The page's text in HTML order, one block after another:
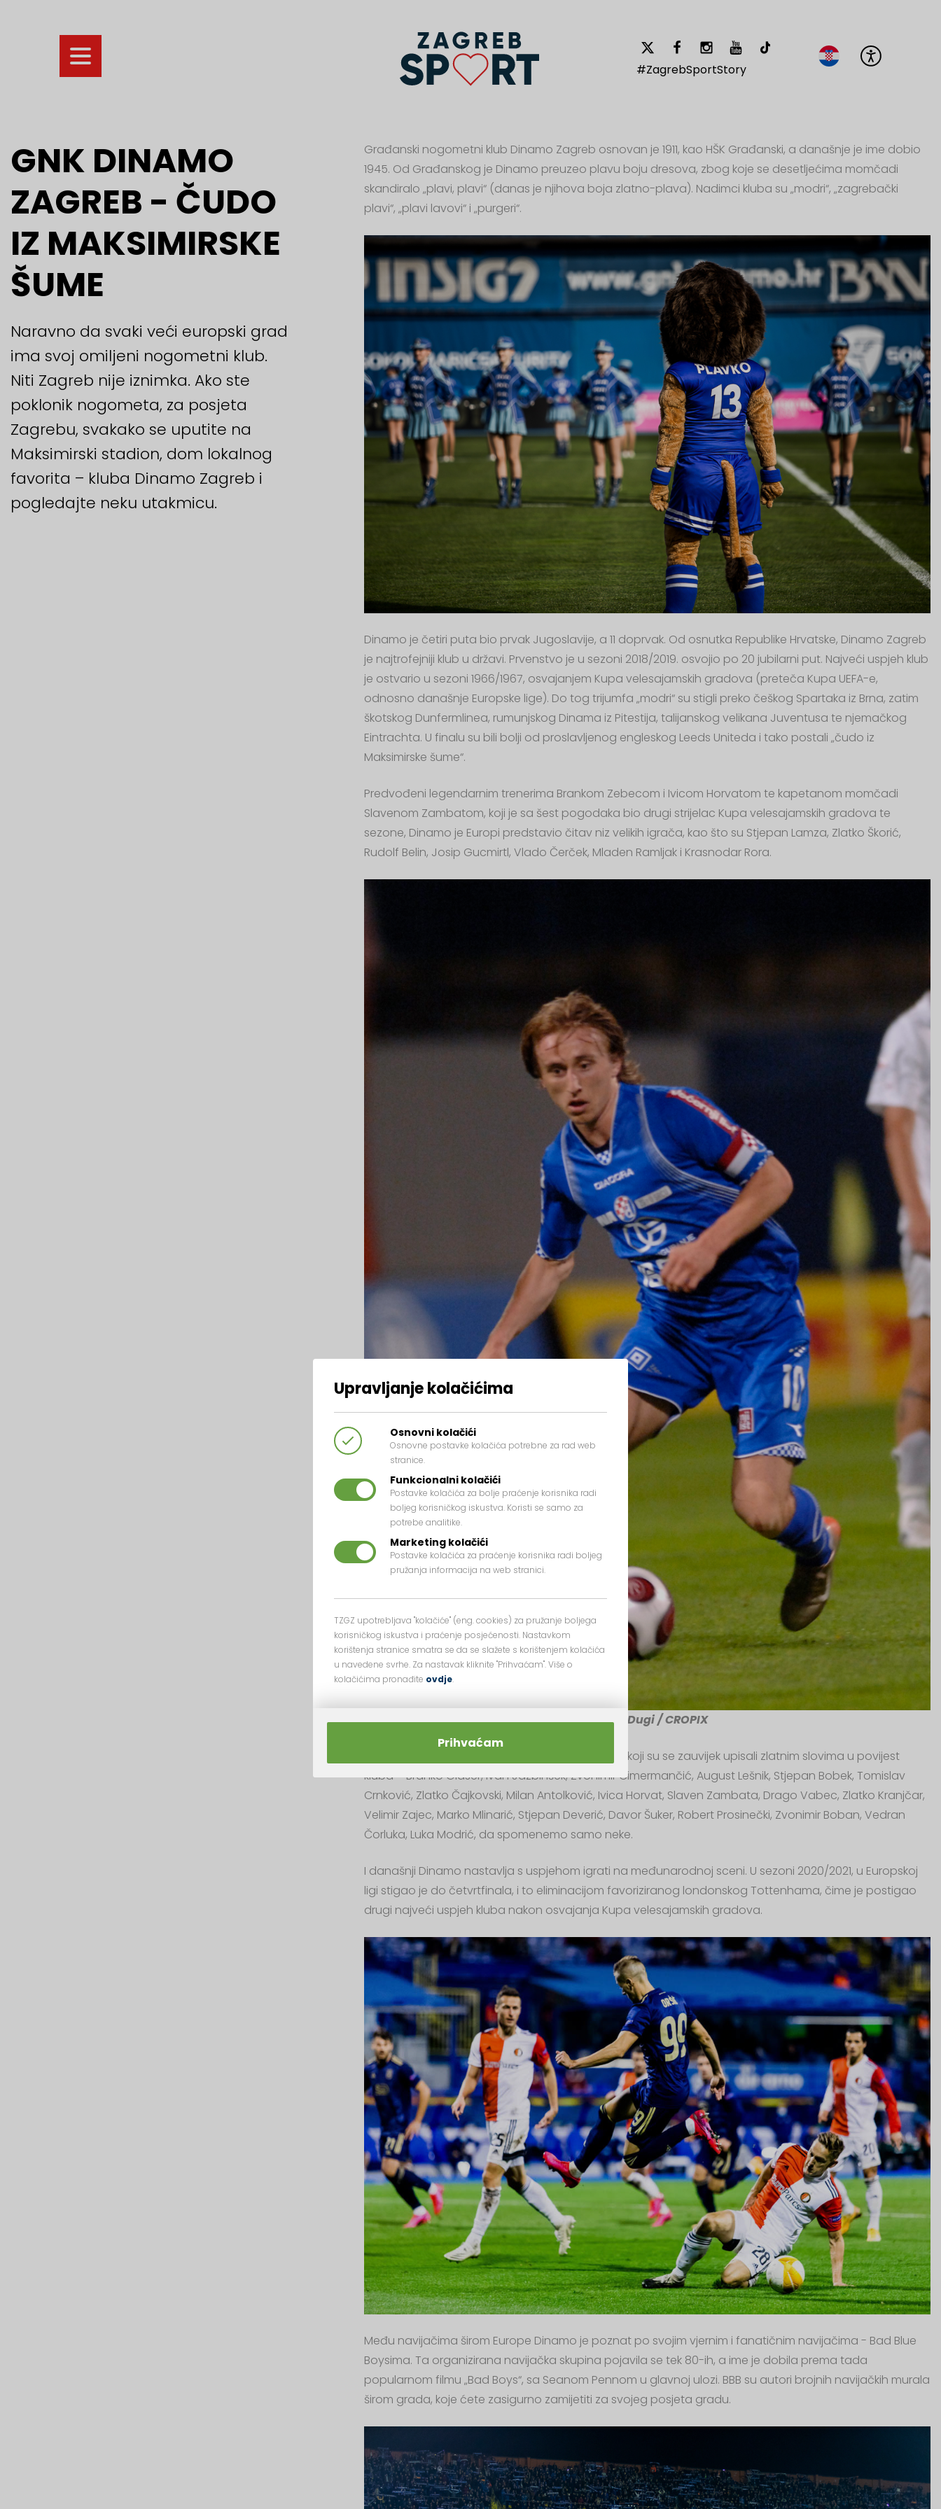
#ZagrebSportStory
GNK DINAMO
ZAGREB - ČUDO
IZ MAKSIMIRSKE
ŠUME
Naravno da svaki veći europski grad
ima svoj omiljeni nogometni klub.
Niti Zagreb nije iznimka. Ako ste
poklonik nogometa, za posjeta
Zagrebu, svakako se uputite na
Maksimirski stadion, dom lokalnog
favorita – kluba Dinamo Zagreb i
pogledajte neku utakmicu.
Građanski nogometni klub Dinamo Zagreb osnovan je 1911, kao HŠK Građanski, a današnje je ime dobio
1945. Od Građanskog je Dinamo preuzeo plavu boju dresova, zbog koje se desetljećima momčadi
skandiralo „plavi, plavi“ (danas je njihova boja zlatno-plava). Nadimci kluba su „modri“, „zagrebački
plavi“, „plavi lavovi“ i „purgeri“.
Dinamo je četiri puta bio prvak Jugoslavije, a 11 doprvak. Od osnutka Republike Hrvatske, Dinamo Zagreb
je najtrofejniji klub u državi. Prvenstvo je u sezoni 2018/2019. osvojio po 20 jubilarni put. Najveći uspjeh klub
je ostvario u sezoni 1966/1967, osvajanjem Kupa velesajamskih gradova (preteča Kupa UEFA-e,
odnosno današnje Europske lige). Do tog trijumfa „modri“ su stigli preko češkog Spartaka iz Brna, zatim
škotskog Dunfermlinea, rumunjskog Dinama iz Pitestija, talijanskog velikana Juventusa te njemačkog
Eintrachta. U finalu su bili bolji od proslavljenog engleskog Leeds Uniteda i tako postali „čudo iz
Maksimirske šume“.
Predvođeni legendarnim trenerima Brankom Zebecom i Ivicom Horvatom te kapetanom momčadi
Slavenom Zambatom, koji je sa šest pogodaka bio drugi strijelac Kupa velesajamskih gradova te
sezone, Dinamo je Europi predstavio čitav niz velikih igrača, kao što su Stjepan Lamza, Zlatko Škorić,
Rudolf Belin, Josip Gucmirtl, Vlado Čerček, Mladen Ramljak i Krasnodar Rora.
Nenad Dugi / CROPIX
I prije i poslije te slavne generacije bilo je i igrača koji su se zauvijek upisali zlatnim slovima u povijest
kluba – Branko Glaser, Ivan Jazbinšek, Zvonimir Cimermančić, August Lešnik, Stjepan Bobek, Tomislav
Crnković, Zlatko Čajkovski, Milan Antolković, Ivica Horvat, Slaven Zambata, Drago Vabec, Zlatko Kranjčar,
Velimir Zajec, Marko Mlinarić, Stjepan Deverić, Davor Šuker, Robert Prosinečki, Zvonimir Boban, Vedran
Čorluka, Luka Modrić, da spomenemo samo neke.
I današnji Dinamo nastavlja s uspjehom igrati na međunarodnoj sceni. U sezoni 2020/2021, u Europskoj
ligi stigao je do četvrtfinala, i to eliminacijom favoriziranog londonskog Tottenhama, čime je postigao
drugi najveći uspjeh kluba nakon osvajanja Kupa velesajamskih gradova.
Među navijačima širom Europe Dinamo je poznat po svojim vjernim i fanatičnim navijačima - Bad Blue
Boysima. Ta organizirana navijačka skupina pojavila se tek 80-ih, a ime je dobila prema tada
popularnom filmu „Bad Boys“, sa Seanom Pennom u glavnoj ulozi. BBB su autori brojnih navijačkih murala
širom grada, koje ćete zasigurno zamijetiti za svojeg posjeta gradu.
Upravljanje kolačićima
Osnovni kolačići
Osnovne postavke kolačića potrebne za rad web
stranice.
Funkcionalni kolačići
Postavke kolačića za bolje praćenje korisnika radi
boljeg korisničkog iskustva. Koristi se samo za
potrebe analitike.
Marketing kolačići
Postavke kolačića za praćenje korisnika radi boljeg
pružanja informacija na web stranici.
TZGZ upotrebljava "kolačiće" (eng. cookies) za pružanje boljega
korisničkog iskustva i praćenje posjećenosti. Nastavkom
korištenja stranice smatra se da se slažete s korištenjem kolačića
u navedene svrhe. Za nastavak kliknite "Prihvaćam". Više o
kolačićima pronađite ovdje.
Prihvaćam